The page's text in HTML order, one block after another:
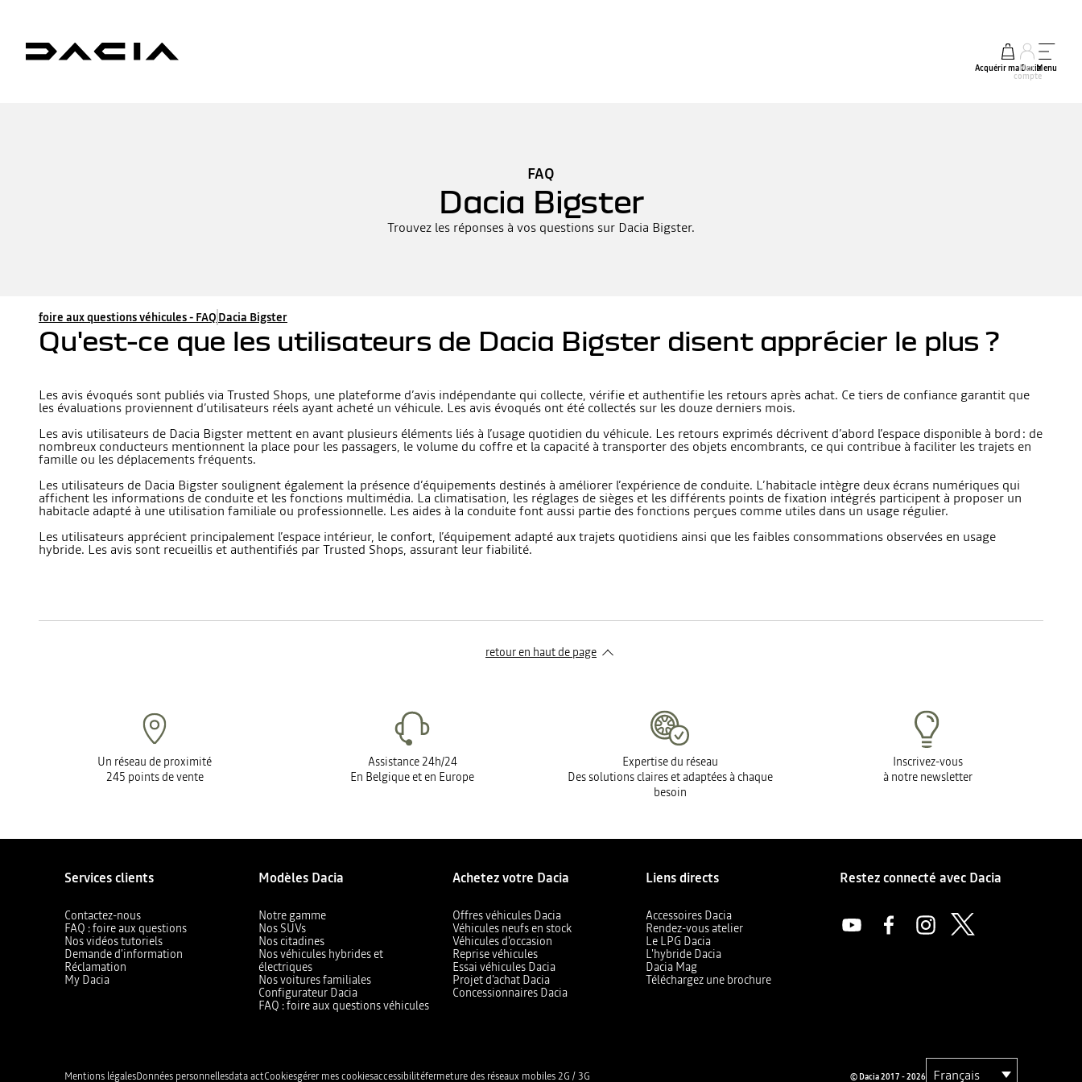
Acquérir ma Dacia
Mon
compte
Menu
FAQ
Dacia Bigster
Trouvez les réponses à vos questions sur Dacia Bigster.
foire aux questions véhicules - FAQ Dacia Bigster
Qu'est-ce que les utilisateurs de Dacia Bigster disent apprécier le plus ?
Les avis évoqués sont publiés via Trusted Shops, une plateforme d’avis indépendante qui collecte, vérifie et authentifie les retours après achat. Ce tiers de confiance garantit que
les évaluations proviennent d’utilisateurs réels ayant acheté un véhicule. Les avis évoqués ont été collectés sur les douze derniers mois.
Les avis utilisateurs de Dacia Bigster mettent en avant plusieurs éléments liés à l’usage quotidien du véhicule. Les retours exprimés décrivent d’abord l’espace disponible à bord : de
nombreux conducteurs mentionnent la place pour les passagers, le volume du coffre et la capacité à transporter des objets encombrants, ce qui contribue à faciliter les trajets en
famille ou les déplacements fréquents.
Les utilisateurs de Dacia Bigster soulignent également la présence d’équipements destinés à améliorer l’expérience de conduite. L’habitacle intègre deux écrans numériques qui
affichent les informations de conduite et les fonctions multimédia. La climatisation, les réglages de sièges et les différents points de fixation intégrés participent à proposer un
habitacle adapté à une utilisation familiale ou professionnelle. Les aides à la conduite font aussi partie des fonctions perçues comme utiles dans un usage régulier.
Les utilisateurs apprécient principalement l’espace intérieur, le confort, l’équipement adapté aux trajets quotidiens ainsi que les faibles consommations observées en usage
hybride. Les avis sont recueillis et authentifiés par Trusted Shops, assurant leur fiabilité.
retour en haut de page​
Un réseau de proximité
245 points de vente
Assistance 24h/24
En Belgique et en Europe
Expertise du réseau
Des solutions claires et adaptées à chaque
besoin
Inscrivez-vous
à notre newsletter
Services clients
Contactez-nous
FAQ : foire aux questions
Nos vidéos tutoriels
Demande d'information
Réclamation
My Dacia
Modèles Dacia
Notre gamme
Nos SUVs
Nos citadines
Nos véhicules hybrides et
électriques
Nos voitures familiales
Configurateur Dacia
FAQ : foire aux questions véhicules
Achetez votre Dacia
Offres véhicules Dacia
Véhicules neufs en stock
Véhicules d'occasion
Reprise véhicules
Essai véhicules Dacia
Projet d'achat Dacia
Concessionnaires Dacia
Liens directs
Accessoires Dacia
Rendez-vous atelier
Le LPG Dacia
L'hybride Dacia
Dacia Mag
Téléchargez une brochure
Restez connecté avec Dacia
Mentions légalesDonnées personnellesdata actCookiesgérer mes cookiesaccessibilitéfermeture des réseaux mobiles 2G / 3G © Dacia 2017 - 2026